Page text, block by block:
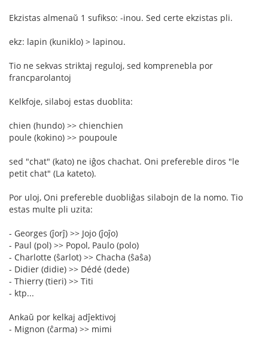
Ekzistas almenaŭ 1 sufikso: -inou. Sed certe ekzistas pli.
ekz: lapin (kuniklo) > lapinou.
Tio ne sekvas striktaj reguloj, sed komprenebla por
francparolantoj
Kelkfoje, silaboj estas duoblita:
chien (hundo) >> chienchien
poule (kokino) >> poupoule
sed "chat" (kato) ne iĝos chachat. Oni prefereble diros "le
petit chat" (La kateto).
Por uloj, Oni prefereble duobliĝas silabojn de la nomo. Tio
estas multe pli uzita:
- Georges (ĵorĵ) >> Jojo (ĵoĵo)
- Paul (pol) >> Popol, Paulo (polo)
- Charlotte (ŝarlot) >> Chacha (ŝaŝa)
- Didier (didie) >> Dédé (dede)
- Thierry (tieri) >> Titi
- ktp...
Ankaŭ por kelkaj adĵektivoj
- Mignon (ĉarma) >> mimi